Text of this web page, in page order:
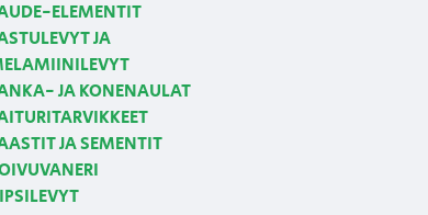
ELEMENTIT
JA
JA KONENAULAT
JA SEMENTIT